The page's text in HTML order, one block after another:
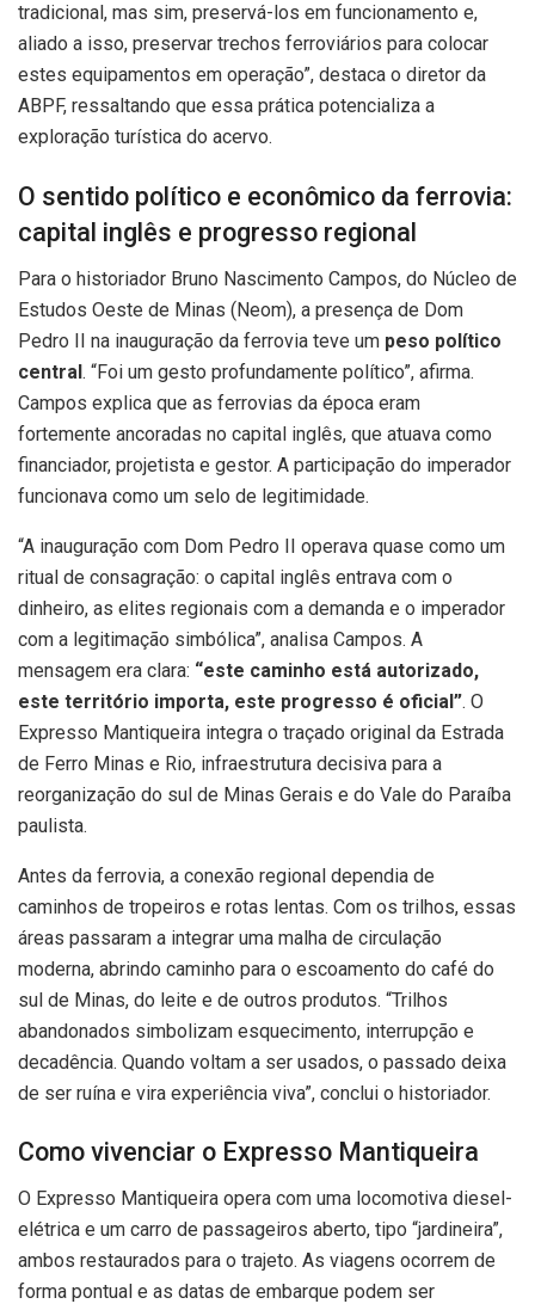
tradicional, mas sim, preservá-los em funcionamento e,
aliado a isso, preservar trechos ferroviários para colocar
estes equipamentos em operação”, destaca o diretor da
ABPF, ressaltando que essa prática potencializa a
exploração turística do acervo.
O sentido político e econômico da ferrovia:
capital inglês e progresso regional
Para o historiador Bruno Nascimento Campos, do Núcleo de
Estudos Oeste de Minas (Neom), a presença de Dom
Pedro II na inauguração da ferrovia teve um peso político
central. “Foi um gesto profundamente político”, afirma.
Campos explica que as ferrovias da época eram
fortemente ancoradas no capital inglês, que atuava como
financiador, projetista e gestor. A participação do imperador
funcionava como um selo de legitimidade.
“A inauguração com Dom Pedro II operava quase como um
ritual de consagração: o capital inglês entrava com o
dinheiro, as elites regionais com a demanda e o imperador
com a legitimação simbólica”, analisa Campos. A
mensagem era clara: “este caminho está autorizado,
este território importa, este progresso é oficial”. O
Expresso Mantiqueira integra o traçado original da Estrada
de Ferro Minas e Rio, infraestrutura decisiva para a
reorganização do sul de Minas Gerais e do Vale do Paraíba
paulista.
Antes da ferrovia, a conexão regional dependia de
caminhos de tropeiros e rotas lentas. Com os trilhos, essas
áreas passaram a integrar uma malha de circulação
moderna, abrindo caminho para o escoamento do café do
sul de Minas, do leite e de outros produtos. “Trilhos
abandonados simbolizam esquecimento, interrupção e
decadência. Quando voltam a ser usados, o passado deixa
de ser ruína e vira experiência viva”, conclui o historiador.
Como vivenciar o Expresso Mantiqueira
O Expresso Mantiqueira opera com uma locomotiva diesel-
elétrica e um carro de passageiros aberto, tipo “jardineira”,
ambos restaurados para o trajeto. As viagens ocorrem de
forma pontual e as datas de embarque podem ser